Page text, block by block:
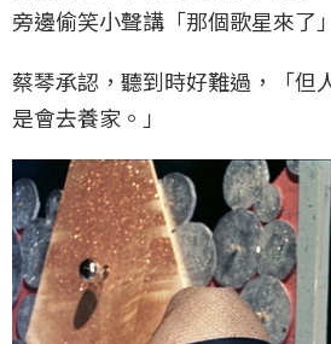
旁邊偷笑小聲講「那個歌星來了
蔡琴承認，聽到時好難過，「但
是會去養家。」